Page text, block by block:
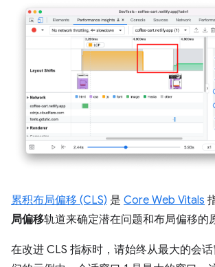
累积布局偏移 (CLS) 是 Core Web Vitals
局偏移轨道来确定潜在问题和布局偏移的
在改进 CLS 指标时，请始终从最大的会